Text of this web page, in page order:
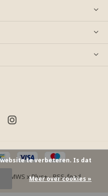
DMWS xPlus+-RSS-feed
te verbeteren. Is dat
Meer over cookies »